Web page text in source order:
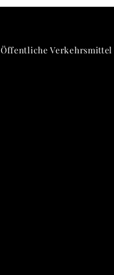
Öffentliche Verkehrsmittel